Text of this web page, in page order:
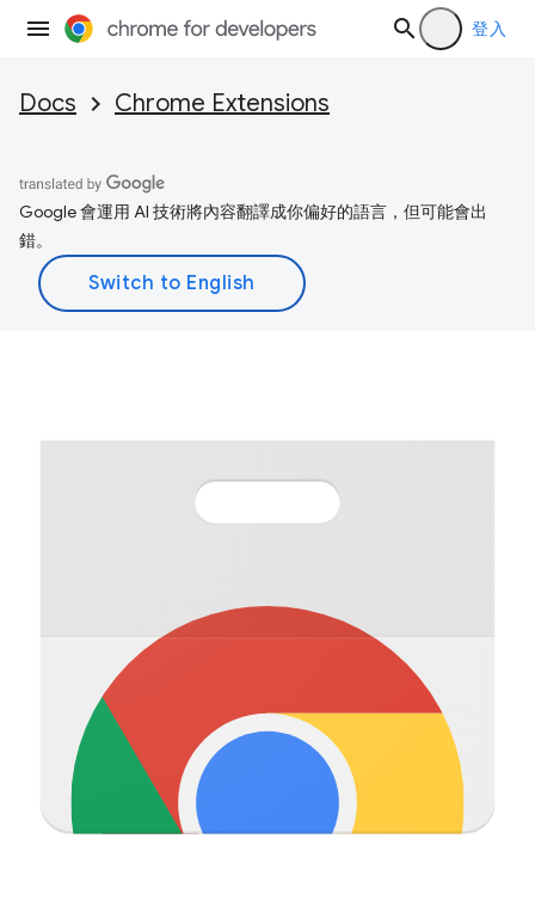
登入
Docs Chrome Extensions
Google 會運用 AI 技術將內容翻譯成你偏好的語言，但可能會出
錯。